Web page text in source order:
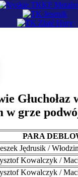
Głuchołaz
w grze
PARA
Jędrusik /
Kowalczyk /
Kowalczyk /